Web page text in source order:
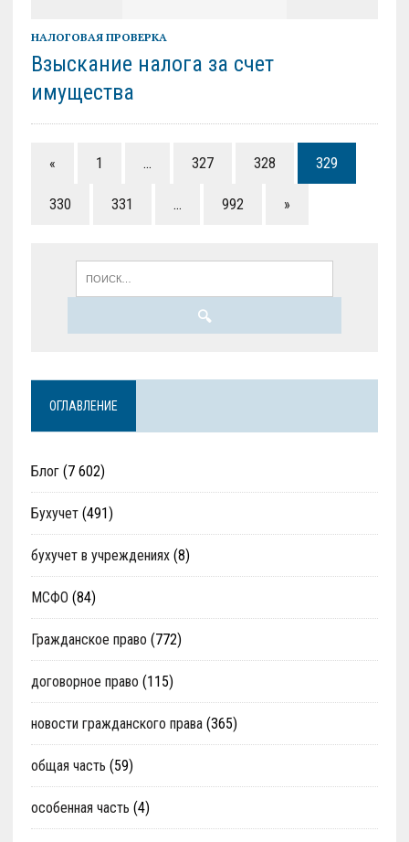
НАЛОГОВАЯ ПРОВЕРКА
Взыскание налога за счет
имущества
« 1 … 327 328 329
330 331 … 992 »
ОГЛАВЛЕНИЕ
Блог(7 602)
Бухучет(491)
бухучет в учреждениях(8)
МСФО (84)
Гражданское право (772)
договорное право (115)
новости гражданского права(365)
общая часть (59)
особенная часть (4)